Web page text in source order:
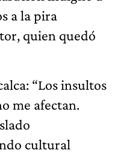
a la pira
quien quedó
“Los insultos
me afectan.
cultural